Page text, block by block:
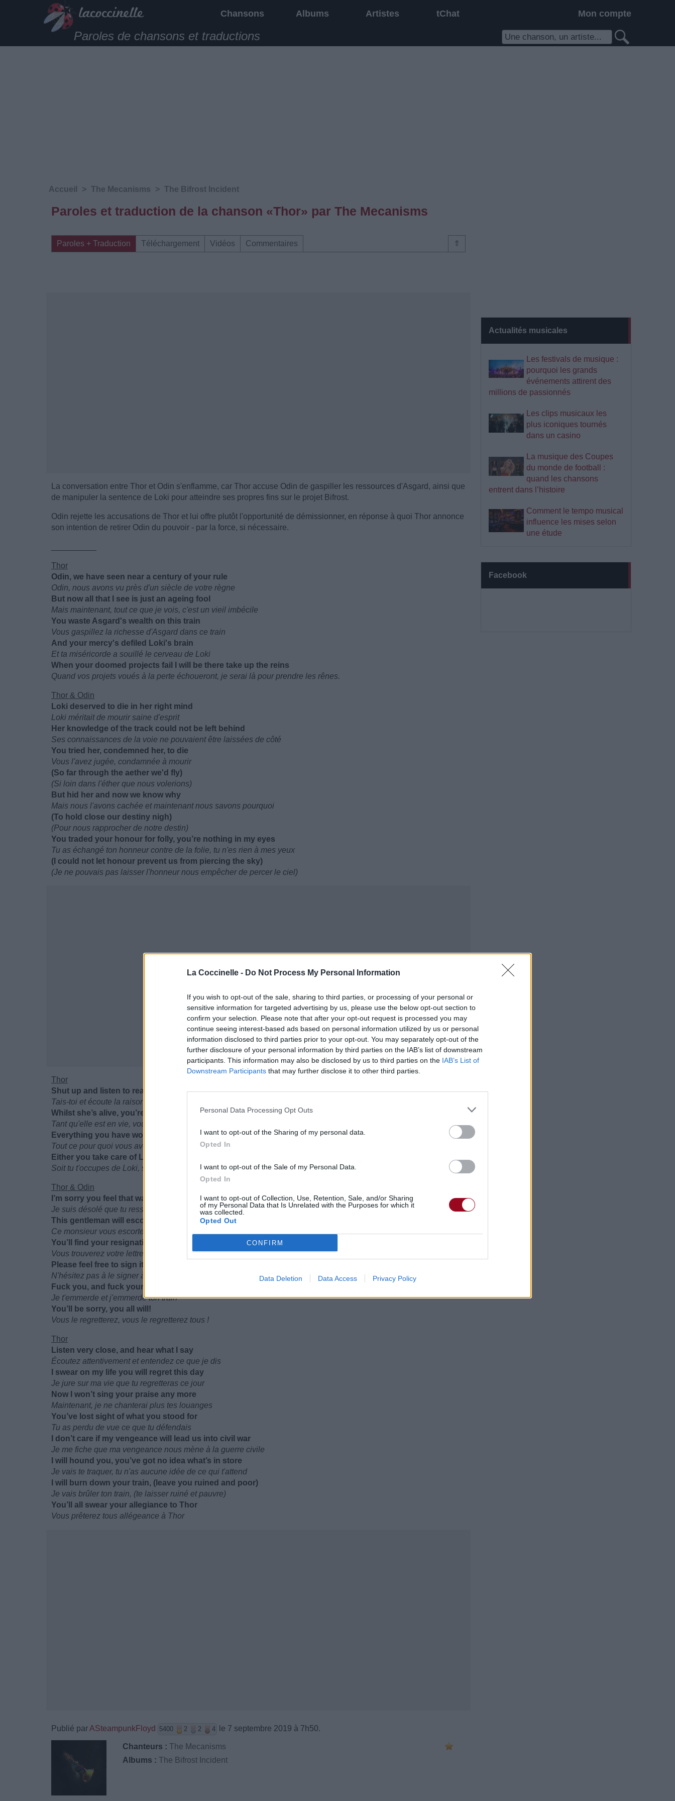
La Coccinelle - Do Not Process My Personal Information
If you wish to opt-out of the sale, sharing to third parties, or processing of your personal or
sensitive information for targeted advertising by us, please use the below opt-out section to
confirm your selection. Please note that after your opt-out request is processed you may
continue seeing interest-based ads based on personal information utilized by us or personal
information disclosed to third parties prior to your opt-out. You may separately opt-out of the
further disclosure of your personal information by third parties on the IAB’s list of downstream
participants. This information may also be disclosed by us to third parties on the IAB’s List of
Downstream Participants that may further disclose it to other third parties.
Personal Data Processing Opt Outs
I want to opt-out of the Sharing of my personal data.
Opted In
I want to opt-out of the Sale of my Personal Data.
Opted In
I want to opt-out of Collection, Use, Retention, Sale, and/or Sharing
of my Personal Data that Is Unrelated with the Purposes for which it
was collected.
Opted Out
CONFIRM
Data Deletion Data Access Privacy Policy
Chansons Albums Artistes tChat Mon compte
Paroles de chansons et traductions
Actualités musicales
Les festivals de musique :
pourquoi les grands
événements attirent des
millions de passionnés
Les clips musicaux les
plus iconiques tournés
dans un casino
La musique des Coupes
du monde de football :
quand les chansons
entrent dans l’histoire
Comment le tempo musical
influence les mises selon
une étude
Facebook
Accueil > The Mecanisms > The Bifrost Incident
Paroles et traduction de la chanson «Thor» par The Mecanisms
⇑
Paroles + Traduction Téléchargement Vidéos Commentaires
La conversation entre Thor et Odin s'enflamme, car Thor accuse Odin de gaspiller les ressources d'Asgard, ainsi que
de manipuler la sentence de Loki pour atteindre ses propres fins sur le projet Bifrost.
Odin rejette les accusations de Thor et lui offre plutôt l'opportunité de démissionner, en réponse à quoi Thor annonce
son intention de retirer Odin du pouvoir - par la force, si nécessaire.
Thor
Odin, we have seen near a century of your rule
Odin, nous avons vu près d'un siècle de votre règne
But now all that I see is just an ageing fool
Mais maintenant, tout ce que je vois, c'est un vieil imbécile
You waste Asgard's wealth on this train
Vous gaspillez la richesse d'Asgard dans ce train
And your mercy's defiled Loki's brain
Et ta miséricorde a souillé le cerveau de Loki
When your doomed projects fail I will be there take up the reins
Quand vos projets voués à la perte échoueront, je serai là pour prendre les rênes.
Thor & Odin
Loki deserved to die in her right mind
Loki méritait de mourir saine d'esprit
Her knowledge of the track could not be left behind
Ses connaissances de la voie ne pouvaient être laissées de côté
You tried her, condemned her, to die
Vous l'avez jugée, condamnée à mourir
(So far through the aether we'd fly)
(Si loin dans l'éther que nous volerions)
But hid her and now we know why
Mais nous l'avons cachée et maintenant nous savons pourquoi
(To hold close our destiny nigh)
(Pour nous rapprocher de notre destin)
You traded your honour for folly, you’re nothing in my eyes
Tu as échangé ton honneur contre de la folie, tu n'es rien à mes yeux
(I could not let honour prevent us from piercing the sky)
(Je ne pouvais pas laisser l'honneur nous empêcher de percer le ciel)
Thor
Shut up and listen to reason, for once
Tais-toi et écoute la raison, pour une fois
Whilst she’s alive, you’re in danger, the train is in danger
Tant qu'elle est en vie, vous êtes en danger, le train est en danger
Everything you have worked for is in danger!
Tout ce pour quoi vous avez travaillé est en danger !
Either you take care of Loki, or I will
Soit tu t'occupes de Loki, soit je m'en occupe
Thor & Odin
I’m sorry you feel that way
Je suis désolé que tu ressentes ça comme ça
This gentleman will escort you to a private compartment where you will remain for the rest of the journey
Ce monsieur vous escortera jusqu'à un compartiment privé où vous resterez pour le reste du voyage
You’ll find your resignation letter laid out on the desk
Vous trouverez votre lettre de démission sur le bureau
Please feel free to sign it at your own leisure
N'hésitez pas à le signer à votre guise
Fuck you, and fuck your train
Je t'emmerde et j'emmerde ton train
You’ll be sorry, you all will!
Vous le regretterez, vous le regretterez tous !
Thor
Listen very close, and hear what I say
Écoutez attentivement et entendez ce que je dis
I swear on my life you will regret this day
Je jure sur ma vie que tu regretteras ce jour
Now I won’t sing your praise any more
Maintenant, je ne chanterai plus tes louanges
You’ve lost sight of what you stood for
Tu as perdu de vue ce que tu défendais
I don’t care if my vengeance will lead us into civil war
Je me fiche que ma vengeance nous mène à la guerre civile
I will hound you, you’ve got no idea what’s in store
Je vais te traquer, tu n'as aucune idée de ce qui t'attend
I will burn down your train, (leave you ruined and poor)
Je vais brûler ton train, (te laisser ruiné et pauvre)
You’ll all swear your allegiance to Thor
Vous prêterez tous allégeance à Thor
Publié parASteampunkFloyd 5400 2 2 4 le 7 septembre 2019 à 7h50.
Chanteurs : The Mecanisms
Albums : The Bifrost Incident